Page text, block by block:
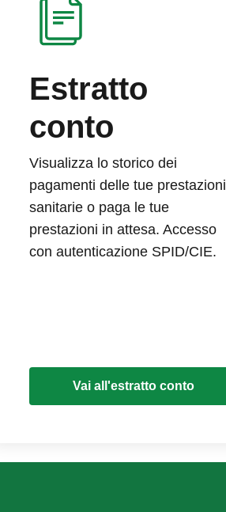
Estratto
conto
Visualizza lo storico dei
pagamenti delle tue prestazioni
sanitarie o paga le tue
prestazioni in attesa. Accesso
con autenticazione SPID/CIE.
Vai all'estratto conto